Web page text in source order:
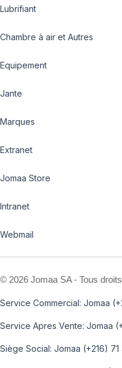
Lubrifiant
Chambre à air et Autres
Equipement
Jante
Marques
Extranet
Jomaa Store
Intranet
Webmail
© 2026 Jomaa SA - Tous
Service Commercial: Jomaa
Service Apres Vente: Jomaa
Siège Social: Jomaa (+216) 71